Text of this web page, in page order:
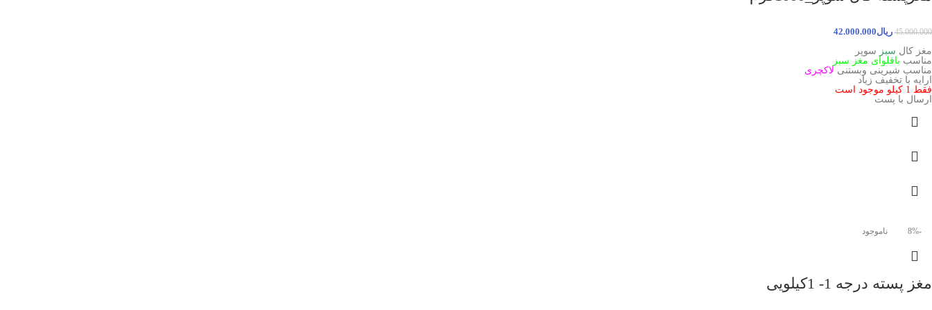
45.000.000 ریال42.000.000
مغز کال سبز سوپر
مناسب باقلوای مغز سبز
مناسب شیرینی وبستنی لاکچری
ارایه با تخفیف زیاد
فقط 1 کیلو موجود است
ارسال با پست
-8% ناموجود
مغز پسته درجه 1- 1کیلویی